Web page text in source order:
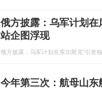
俄方披露：乌军计划
站企图浮现
俄方披露：乌军计划在库尔斯克“引发
今年第三次：航母山